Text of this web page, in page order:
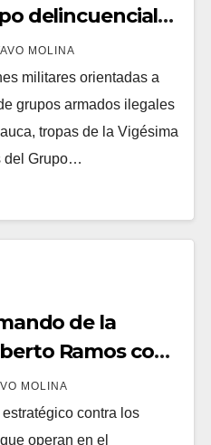
delincuencial
de la
el norte del
MOLINA
militares orientadas a
grupos armados ilegales
tropas de la Vigésima
del Grupo…
de la
Ramos con
en el
MOLINA
contra los
operan en el